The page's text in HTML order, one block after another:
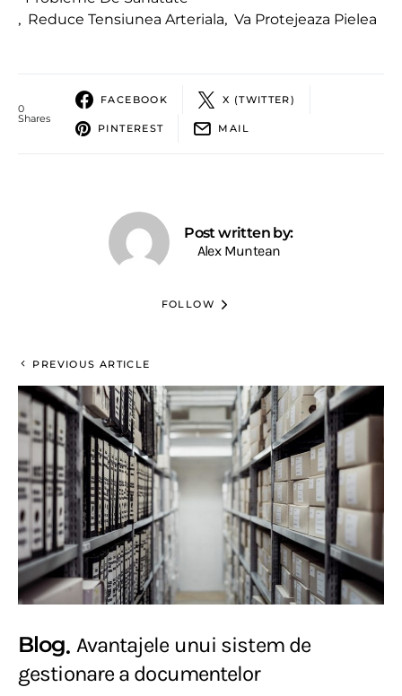
, Reduce Tensiunea Arteriala, Va Protejeaza Pielea
0
Shares
FACEBOOK X (TWITTER)
PINTEREST MAIL
Post written by:
Alex Muntean
FOLLOW
PREVIOUS ARTICLE
Blog Avantajele unui sistem de
gestionare a documentelor